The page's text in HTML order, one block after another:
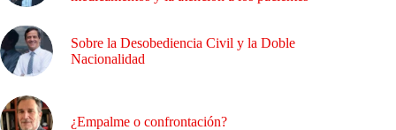
Sobre la Desobediencia Civil y la Doble
Nacionalidad
¿Empalme o confrontación?